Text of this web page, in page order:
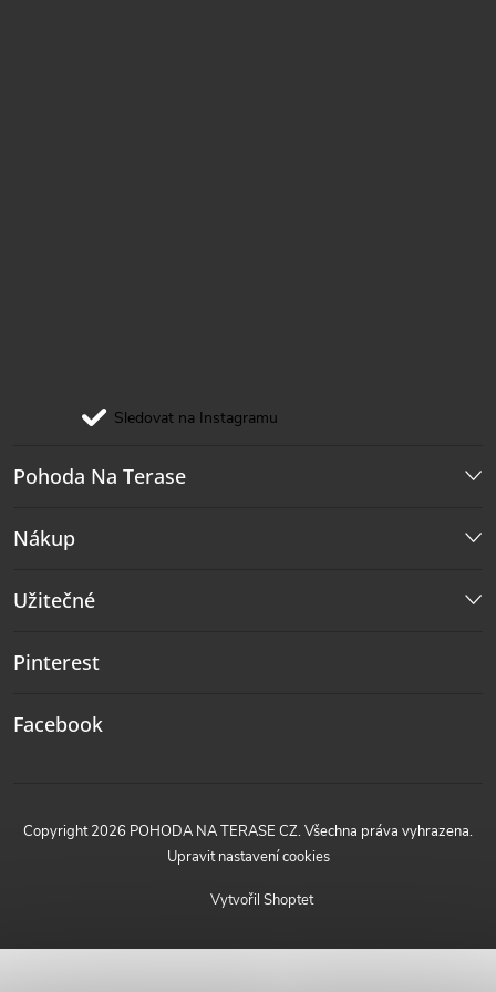
Sledovat na Instagramu
Pohoda Na Terase
Nákup
Užitečné
Pinterest
Facebook
Vytvořil Shoptet
Copyright 2026 POHODA NA TERASE CZ. Všechna práva vyhrazena.
Upravit nastavení cookies